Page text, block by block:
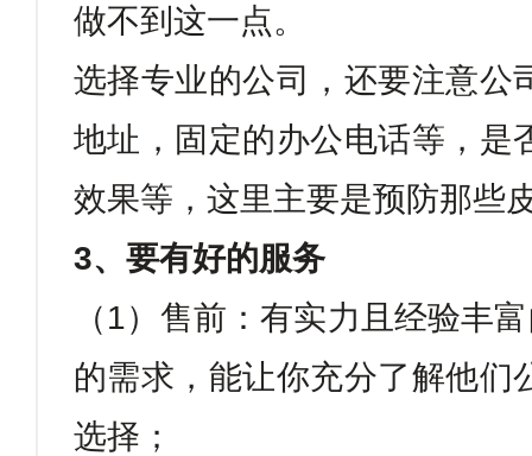
做不到这一点。
选择专业的公司，还要注意公
地址，固定的办公电话等，是
效果等，这里主要是预防那些
3、要有好的服务
（1）售前：有实力且经验丰
的需求，能让你充分了解他们
选择；